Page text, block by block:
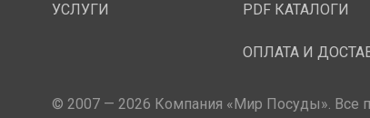
УСЛУГИ PDF КАТАЛОГИ
ОПЛАТА И
© 2007 — 2026 Компания «Мир Посуды». Все